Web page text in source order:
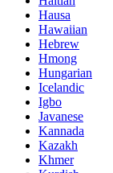
Hausa
Hawaiian
Hebrew
Hmong
Hungarian
Icelandic
Igbo
Javanese
Kannada
Kazakh
Khmer